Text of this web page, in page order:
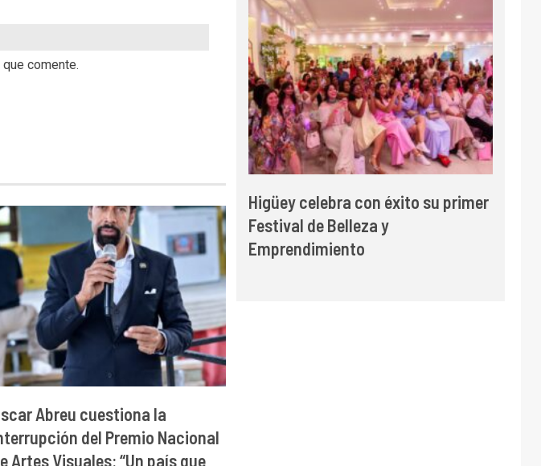
comente.
Abreu cuestiona la
del Premio Nacional
Artes Visuales: “Un país que
Higüey celebra con éxito su primer
Festival de Belleza y
Emprendimiento